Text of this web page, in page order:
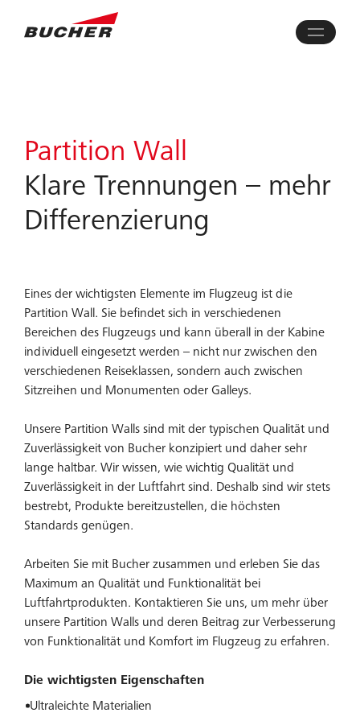
Partition Wall
Klare Trennungen – mehr
Differenzierung
Eines der wichtigsten Elemente im Flugzeug ist die
Partition Wall. Sie befindet sich in verschiedenen
Bereichen des Flugzeugs und kann überall in der Kabine
individuell eingesetzt werden – nicht nur zwischen den
verschiedenen Reiseklassen, sondern auch zwischen
Sitzreihen und Monumenten oder Galleys.
Unsere Partition Walls sind mit der typischen Qualität und
Zuverlässigkeit von Bucher konzipiert und daher sehr
lange haltbar. Wir wissen, wie wichtig Qualität und
Zuverlässigkeit in der Luftfahrt sind. Deshalb sind wir stets
bestrebt, Produkte bereitzustellen, die höchsten
Standards genügen.
Arbeiten Sie mit Bucher zusammen und erleben Sie das
Maximum an Qualität und Funktionalität bei
Luftfahrtprodukten. Kontaktieren Sie uns, um mehr über
unsere Partition Walls und deren Beitrag zur Verbesserung
von Funktionalität und Komfort im Flugzeug zu erfahren.
Die wichtigsten Eigenschaften
Ultraleichte Materialien